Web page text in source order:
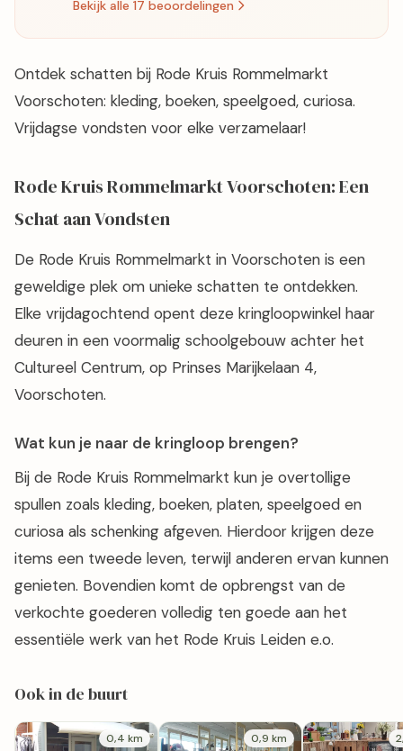
Bekijk alle 17 beoordelingen
Ontdek schatten bij Rode Kruis Rommelmarkt
Voorschoten: kleding, boeken, speelgoed, curiosa.
Vrijdagse vondsten voor elke verzamelaar!
Rode Kruis Rommelmarkt Voorschoten: Een
Schat aan Vondsten
De Rode Kruis Rommelmarkt in Voorschoten is een
geweldige plek om unieke schatten te ontdekken.
Elke vrijdagochtend opent deze kringloopwinkel haar
deuren in een voormalig schoolgebouw achter het
Cultureel Centrum, op Prinses Marijkelaan 4,
Voorschoten.
Wat kun je naar de kringloop brengen?
Bij de Rode Kruis Rommelmarkt kun je overtollige
spullen zoals kleding, boeken, platen, speelgoed en
curiosa als schenking afgeven. Hierdoor krijgen deze
items een tweede leven, terwijl anderen ervan kunnen
genieten. Bovendien komt de opbrengst van de
verkochte goederen volledig ten goede aan het
essentiële werk van het Rode Kruis Leiden e.o.
Ook in de buurt
0,4 km 0,9 km